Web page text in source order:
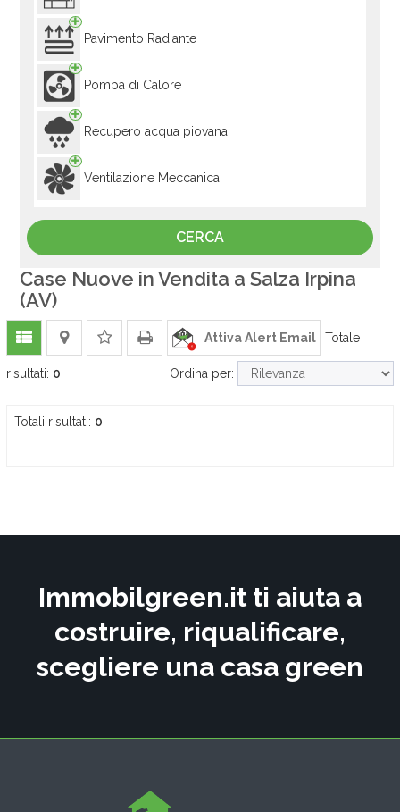
Pavimento Radiante
Pompa di Calore
Recupero acqua piovana
Ventilazione Meccanica
Case Nuove in Vendita a Salza Irpina
(AV)
Attiva Alert Email Totale
risultati: 0 Ordina per:
Totali risultati: 0
Immobilgreen.it ti aiuta a
costruire, riqualificare,
scegliere una casa green